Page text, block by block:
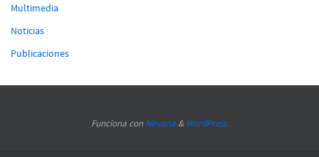
Multimedia
Noticias
Publicaciones
Funciona con Nirvana& WordPress.